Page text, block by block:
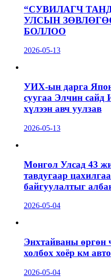
“СУВИЛАГЧ
УЛСЫН
БОЛЛОО
2026-05-13
УИХ-ын дарга
суугаа Элчин сайд
хүлээн авч уулзав
2026-05-13
Монгол Улсад 43
тавдугаар
байгуулалтыг
2026-05-04
Энхтайваны өргөн
холбох хоёр км
2026-05-04